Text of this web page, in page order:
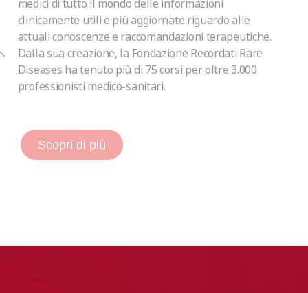
medici di tutto il mondo delle informazioni
clinicamente utili e più aggiornate riguardo alle
attuali conoscenze e raccomandazioni terapeutiche.
Dalla sua creazione, la Fondazione Recordati Rare
Diseases ha tenuto più di 75 corsi per oltre 3.000
professionisti medico-sanitari.
Scopri di più